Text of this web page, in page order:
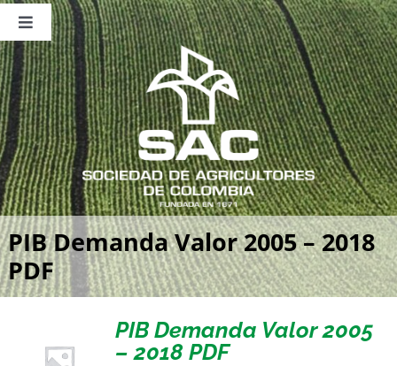
Saltar
contenido
Toggle
Navigation
Nosotros
Publicaciones
Sala de Prensa
Eventos
PIB Demanda Valor 2005 – 2018
PDF
PIB Demanda Valor 2005
– 2018 PDF